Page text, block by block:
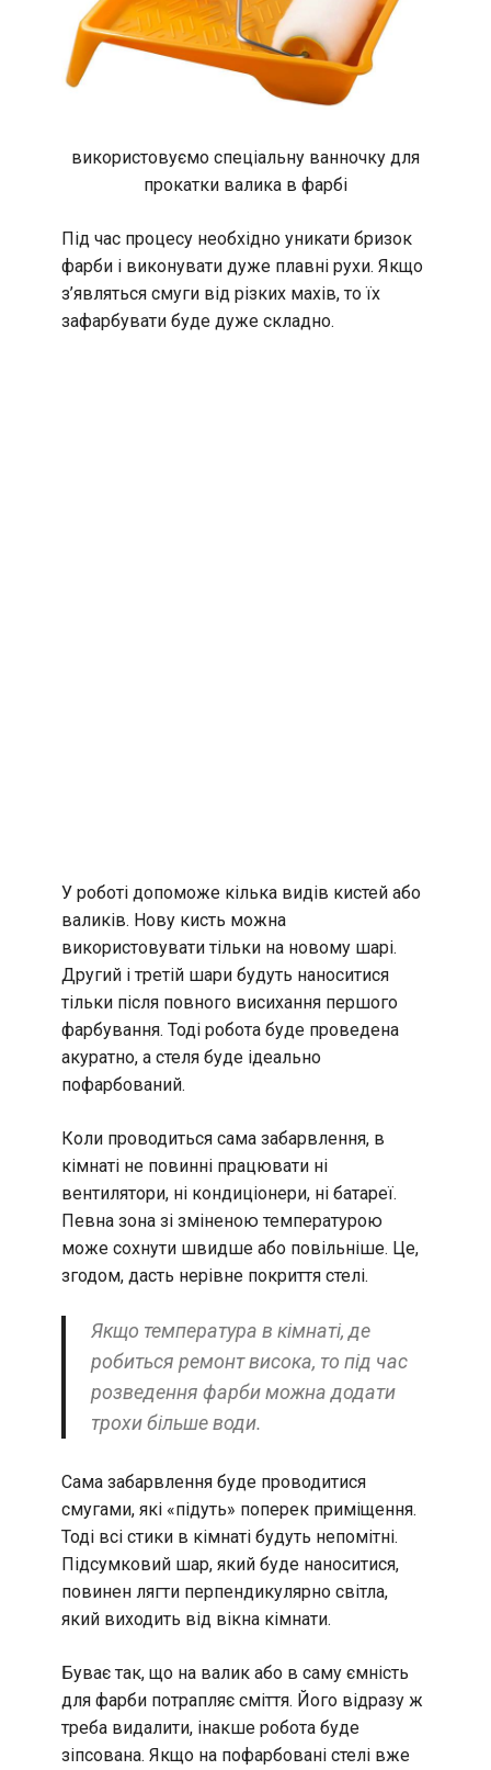
використовуємо спеціальну ванночку для
прокатки валика в фарбі
Під час процесу необхідно уникати бризок
фарби і виконувати дуже плавні рухи. Якщо
з’являться смуги від різких махів, то їх
зафарбувати буде дуже складно.
У роботі допоможе кілька видів кистей або
валиків. Нову кисть можна
використовувати тільки на новому шарі.
Другий і третій шари будуть наноситися
тільки після повного висихання першого
фарбування. Тоді робота буде проведена
акуратно, а стеля буде ідеально
пофарбований.
Коли проводиться сама забарвлення, в
кімнаті не повинні працювати ні
вентилятори, ні кондиціонери, ні батареї.
Певна зона зі зміненою температурою
може сохнути швидше або повільніше. Це,
згодом, дасть нерівне покриття стелі.
Якщо температура в кімнаті, де
робиться ремонт висока, то під час
розведення фарби можна додати
трохи більше води.
Сама забарвлення буде проводитися
смугами, які «підуть» поперек приміщення.
Тоді всі стики в кімнаті будуть непомітні.
Підсумковий шар, який буде наноситися,
повинен лягти перпендикулярно світла,
який виходить від вікна кімнати.
Буває так, що на валик або в саму ємність
для фарби потрапляє сміття. Його відразу ж
треба видалити, інакше робота буде
зіпсована. Якщо на пофарбовані стелі вже